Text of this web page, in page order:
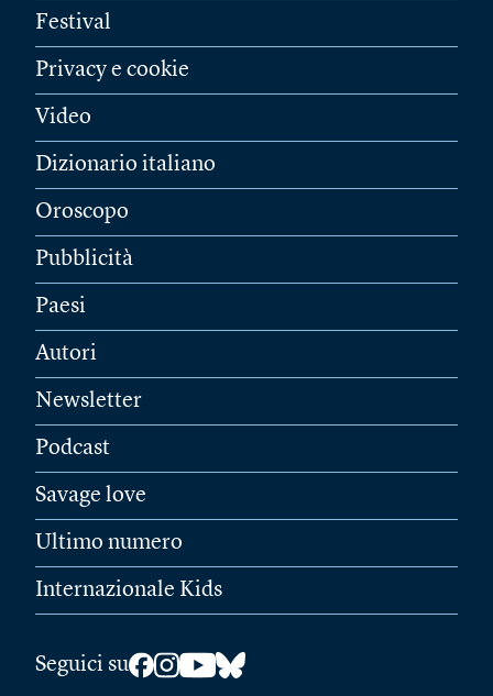
Festival
Privacy e cookie
Video
Dizionario italiano
Oroscopo
Pubblicità
Paesi
Autori
Newsletter
Podcast
Savage love
Ultimo numero
Internazionale Kids
Seguici su